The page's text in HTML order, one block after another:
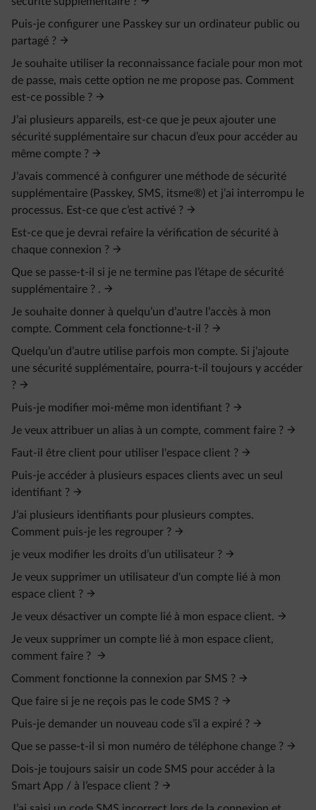
Puis-je configurer une Passkey sur un ordinateur public ou
partagé ?
Je souhaite utiliser la reconnaissance faciale pour mon mot
de passe, mais cette option ne me propose pas. Comment
est-ce possible ?
J’ai plusieurs appareils, est-ce que je peux ajouter une
sécurité supplémentaire sur chacun d’eux pour accéder au
même compte ?
J’avais commencé à configurer une méthode de sécurité
supplémentaire (Passkey, SMS, itsme®) et j’ai interrompu le
processus. Est-ce que c’est activé ?
Est-ce que je devrai refaire la vérification de sécurité à
chaque connexion ?
Que se passe-t-il si je ne termine pas l’étape de sécurité
supplémentaire ? .
Je souhaite donner à quelqu’un d’autre l’accès à mon
compte. Comment cela fonctionne-t-il ?
Quelqu’un d’autre utilise parfois mon compte. Si j’ajoute
une sécurité supplémentaire, pourra-t-il toujours y accéder
?
Puis-je modifier moi-même mon identifiant ?
Je veux attribuer un alias à un compte, comment faire ?
Faut-il être client pour utiliser l'espace client ?
Puis-je accéder à plusieurs espaces clients avec un seul
identifiant ?
J’ai plusieurs identifiants pour plusieurs comptes.
Comment puis-je les regrouper ?
je veux modifier les droits d’un utilisateur ?
Je veux supprimer un utilisateur d'un compte lié à mon
espace client ?
Je veux désactiver un compte lié à mon espace client.
Je veux supprimer un compte lié à mon espace client,
comment faire ?
Comment fonctionne la connexion par SMS ?
Que faire si je ne reçois pas le code SMS ?
Puis-je demander un nouveau code s’il a expiré ?
Que se passe-t-il si mon numéro de téléphone change ?
Dois-je toujours saisir un code SMS pour accéder à la
Smart App / à l’espace client ?